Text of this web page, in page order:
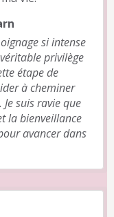
si intense
privilège
étape de
à cheminer
suis ravie que
la bienveillance
avancer dans